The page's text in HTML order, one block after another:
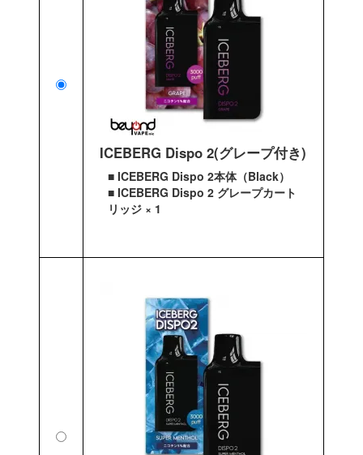
ICEBERG Dispo 2(グレープ付き)
■ ICEBERG Dispo 2本体（Black）
■ ICEBERG Dispo 2 グレープカート
リッジ × 1